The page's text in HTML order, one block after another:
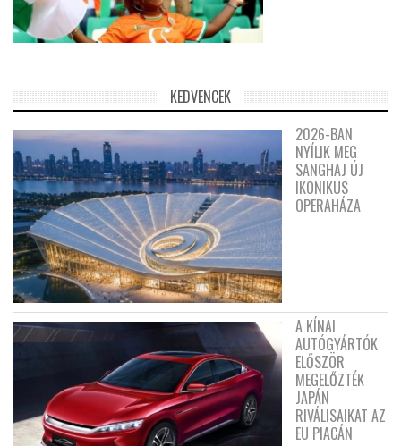
KEDVENCEK
2026-BAN
NYÍLIK MEG
SANGHAJ ÚJ
IKONIKUS
OPERAHÁZA
A KÍNAI
AUTÓGYÁRTÓK
ELŐSZÖR
MEGELŐZTÉK
JAPÁN
RIVÁLISAIKAT AZ
EU PIACÁN